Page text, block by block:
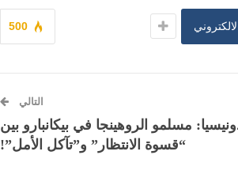
500
التالي
مسلمو الروهينجا في بيكانبارو بين
“قسوة الانتظار” و”تآكل الأمل”!